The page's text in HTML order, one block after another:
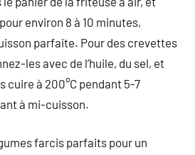
environ 8 à 10 minutes,
parfaite. Pour des crevettes
les avec de l’huile, du sel, et
cuire à 200°C pendant 5-7
à mi-cuisson.
farcis parfaits pour un